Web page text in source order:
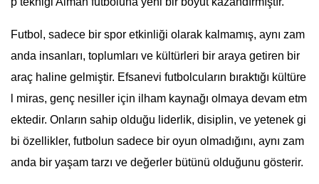
Futbol, sadece bir spor etkinliği olarak kalmamış, aynı zam
anda insanları, toplumları ve kültürleri bir araya getiren bir
araç haline gelmiştir. Efsanevi futbolcuların bıraktığı kültüre
l miras, genç nesiller için ilham kaynağı olmaya devam etm
ektedir. Onların sahip olduğu liderlik, disiplin, ve yetenek gi
bi özellikler, futbolun sadece bir oyun olmadığını, aynı zam
anda bir yaşam tarzı ve değerler bütünü olduğunu gösterir.